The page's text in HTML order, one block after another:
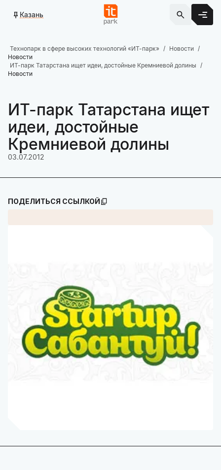
Казань
Технопарк в сфере высоких технологий «ИТ-парк»
Новости
Новости
ИТ-парк Татарстана ищет идеи, достойные Кремниевой долины
Новости
ИТ-парк Татарстана ищет
идеи, достойные
Кремниевой долины
03.07.2012
ПОДЕЛИТЬСЯ ССЫЛКОЙ